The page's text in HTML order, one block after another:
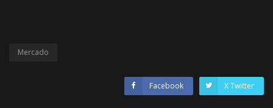
Mercado
Facebook X Twitter